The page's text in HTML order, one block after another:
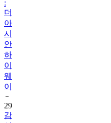
아
시
안
하
이
웨
이
29
감
상
런